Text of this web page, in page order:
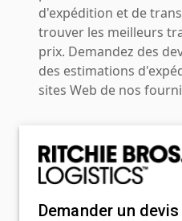
d'expédition et de
trouver les meilleurs
prix. Demandez des
des estimations
sites Web de nos
Demander un devis